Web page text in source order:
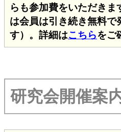
らも参加費をいただき
は会員は引き続き無料で
す）。詳細はこちらをご
研究会開催案